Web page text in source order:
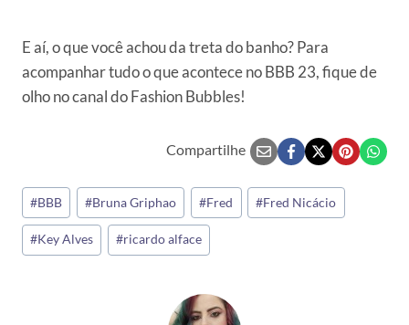
E aí, o que você achou da treta do banho? Para
acompanhar tudo o que acontece no BBB 23, fique de
olho no canal do Fashion Bubbles!
Compartilhe
Tags
do
Post:
#BBB #Bruna Griphao #Fred #Fred Nicácio
#Key Alves #ricardo alface